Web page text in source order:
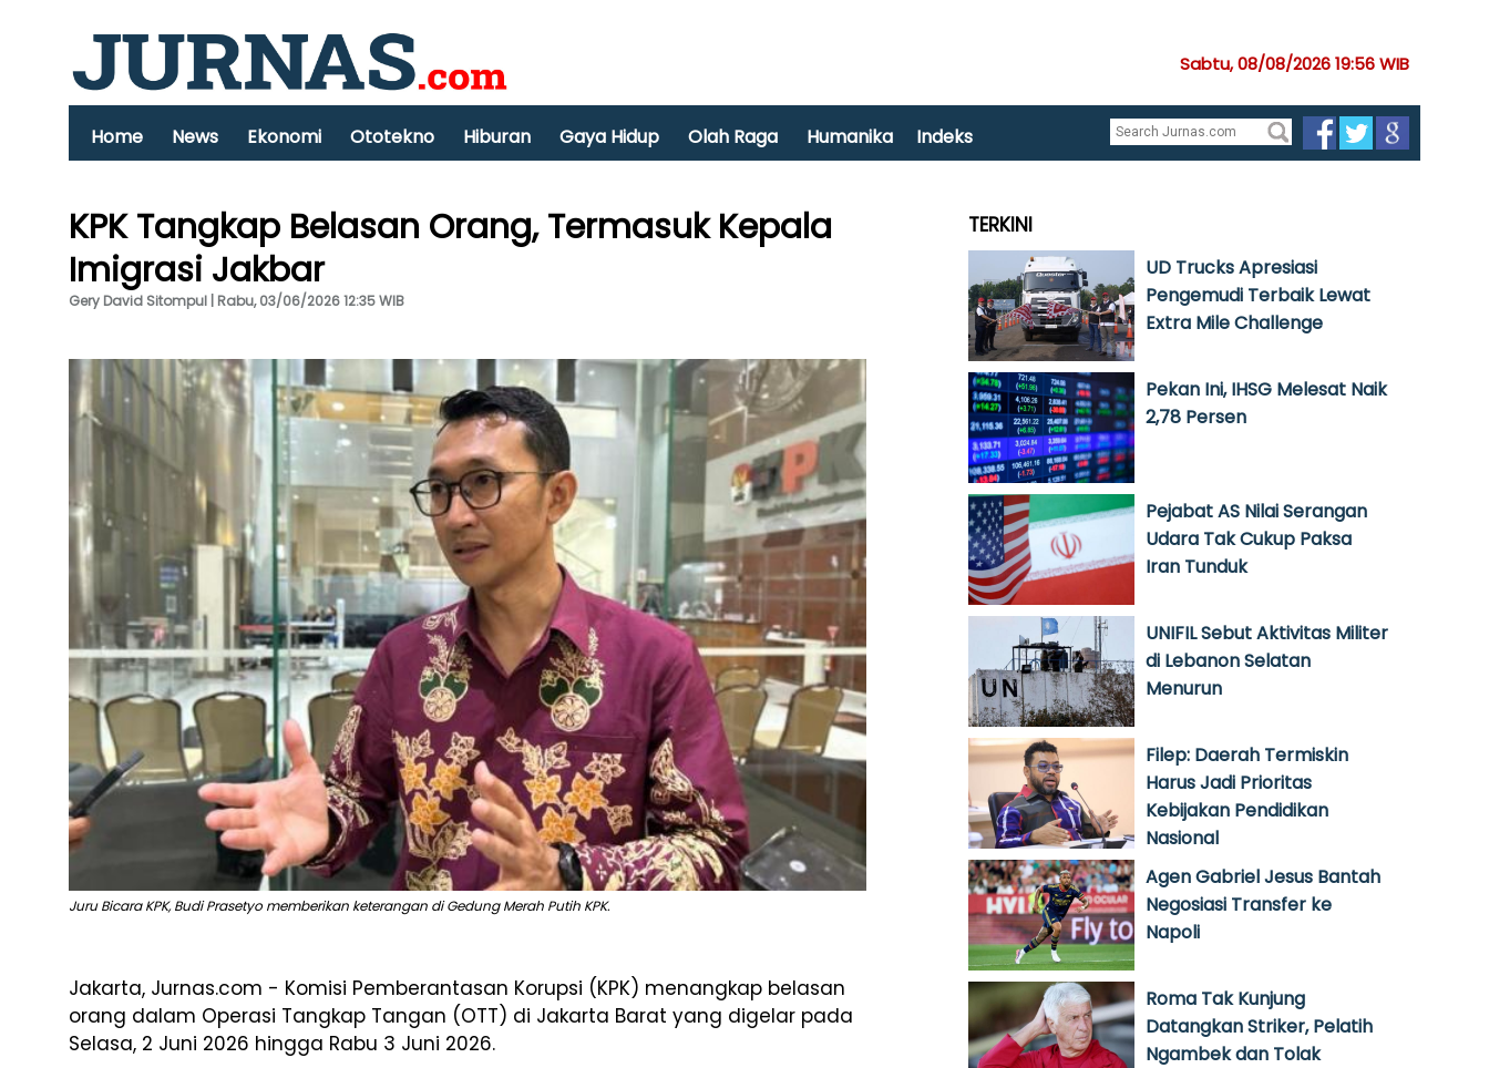
Sabtu, 08/08/2026 19:56 WIB
Home News Ekonomi Ototekno Hiburan Gaya Hidup Olah Raga Humanika Indeks
KPK Tangkap Belasan Orang, Termasuk Kepala
Imigrasi Jakbar
Gery David Sitompul | Rabu, 03/06/2026 12:35 WIB
Juru Bicara KPK, Budi Prasetyo memberikan keterangan di Gedung Merah Putih KPK.
Jakarta, Jurnas.com - Komisi Pemberantasan Korupsi (KPK) menangkap belasan
orang dalam Operasi Tangkap Tangan (OTT) di Jakarta Barat yang digelar pada
Selasa, 2 Juni 2026 hingga Rabu 3 Juni 2026.
TERKINI
UD Trucks Apresiasi
Pengemudi Terbaik Lewat
Extra Mile Challenge
Pekan Ini, IHSG Melesat Naik
2,78 Persen
Pejabat AS Nilai Serangan
Udara Tak Cukup Paksa
Iran Tunduk
UNIFIL Sebut Aktivitas Militer
di Lebanon Selatan
Menurun
Filep: Daerah Termiskin
Harus Jadi Prioritas
Kebijakan Pendidikan
Nasional
Agen Gabriel Jesus Bantah
Negosiasi Transfer ke
Napoli
Roma Tak Kunjung
Datangkan Striker, Pelatih
Ngambek dan Tolak